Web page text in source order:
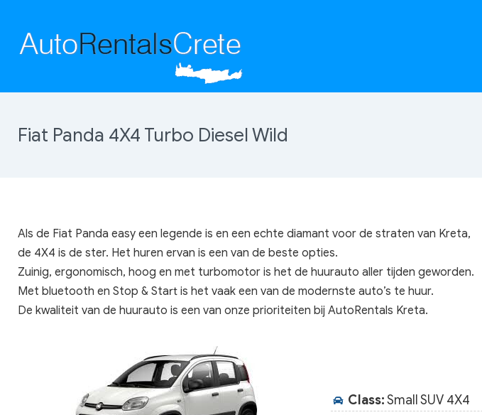
Fiat Panda 4X4 Turbo Diesel Wild
Als de Fiat Panda easy een legende is en een echte diamant voor de straten van Kreta,
de 4X4 is de ster. Het huren ervan is een van de beste opties.
Zuinig, ergonomisch, hoog en met turbomotor is het de huurauto aller tijden geworden.
Met bluetooth en Stop & Start is het vaak een van de modernste auto’s te huur.
De kwaliteit van de huurauto is een van onze prioriteiten bij AutoRentals Kreta.
Class:Small SUV 4X4